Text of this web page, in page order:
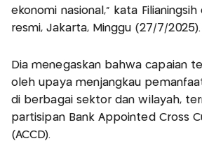
ekonomi nasional," kata
resmi, Jakarta, Minggu (27/7/2025).
Dia menegaskan bahwa capaian
oleh upaya menjangkau
di berbagai sektor dan wilayah,
partisipan Bank Appointed Cross
(ACCD).